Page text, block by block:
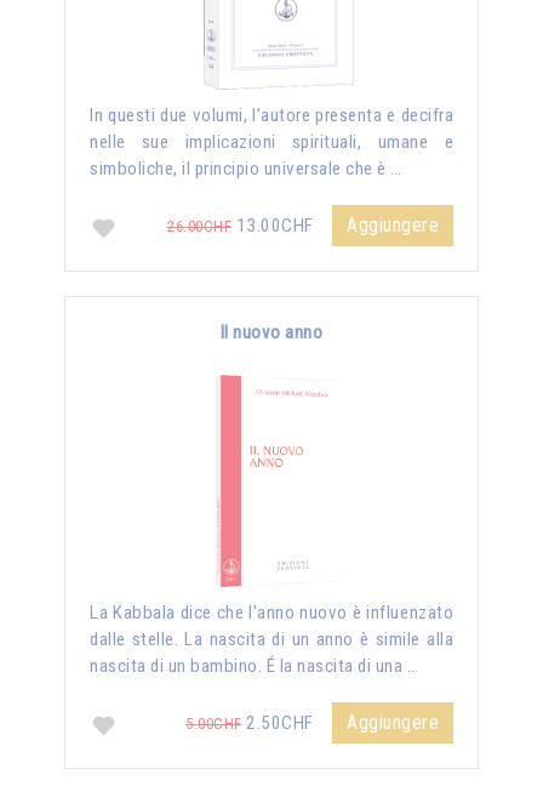
In questi due volumi, l’autore presenta e decifra
nelle sue implicazioni spirituali, umane e
simboliche, il principio universale che è …
26.00CHF 13.00CHF Aggiungere
Il nuovo anno
La Kabbala dice che l'anno nuovo è influenzato
dalle stelle. La nascita di un anno è simile alla
nascita di un bambino. É la nascita di una …
5.00CHF2.50CHF Aggiungere